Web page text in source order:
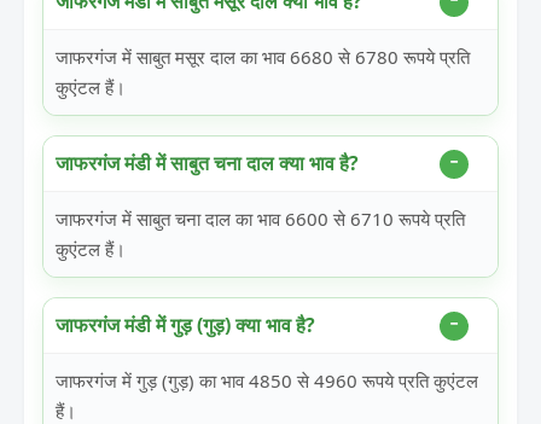
जाफरगंज में साबुत मसूर दाल का भाव 6680 से 6780 रूपये प्रति
कुएंटल हैं।
जाफरगंज मंडी में साबुत चना दाल क्या भाव है?
जाफरगंज में साबुत चना दाल का भाव 6600 से 6710 रूपये प्रति
कुएंटल हैं।
जाफरगंज मंडी में गुड़ (गुड़) क्या भाव है?
जाफरगंज में गुड़ (गुड़) का भाव 4850 से 4960 रूपये प्रति कुएंटल
हैं।